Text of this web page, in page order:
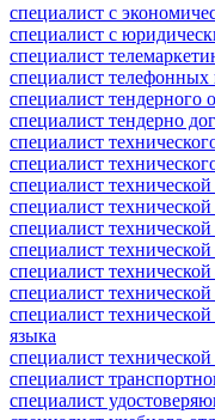
специалист с
специалист с
специалист
специалист
специалист тендерного
специалист тендерно
специалист
специалист
специалист
специалист
специалист
специалист
специалист
специалист
специалист
языка
специалист
специалист
специалист